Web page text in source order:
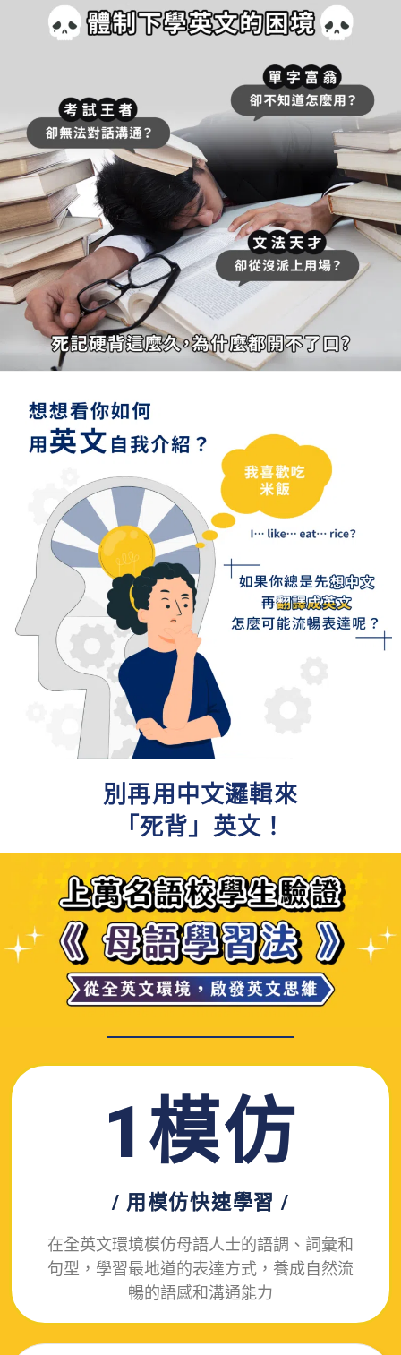
\ 輕鬆讓說英語成為你的本能 /
立即申請免費體驗課
別再用中文邏輯來
「死背」英文！
1模仿
/ 用模仿快速學習 /
在全英文環境模仿母語人士的語調、詞彙和
句型，學習最地道的表達方式，養成自然流
暢的語感和溝通能力